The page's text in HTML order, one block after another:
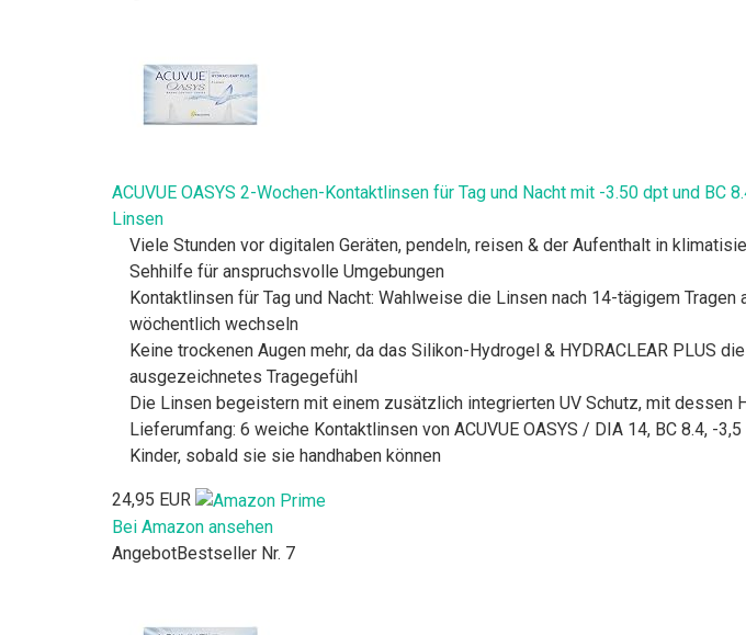
ACUVUE OASYS 2-Wochen-Kontaktlinsen für Tag und Nacht mit -3.50 dpt und
Linsen
Viele Stunden vor digitalen Geräten, pendeln, reisen & der Aufenthalt in
Sehhilfe für anspruchsvolle Umgebungen
Kontaktlinsen für Tag und Nacht: Wahlweise die Linsen nach 14-tägigem
wöchentlich wechseln
Keine trockenen Augen mehr, da das Silikon-Hydrogel & HYDRACLEAR PLUS
ausgezeichnetes Tragegefühl
Die Linsen begeistern mit einem zusätzlich integrierten UV Schutz, mit dessen
Lieferumfang: 6 weiche Kontaktlinsen von ACUVUE OASYS / DIA 14, BC 8.4,
Kinder, sobald sie sie handhaben können
24,95 EUR
Bei Amazon ansehen
AngebotBestseller Nr. 7